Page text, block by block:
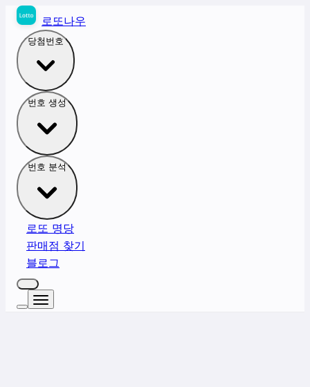
로또나우
당첨번호
번호 생성
번호 분석
로또 명당
판매점 찾기
블로그